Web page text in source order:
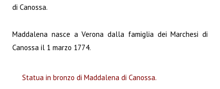
di Canossa.
Maddalena nasce a Verona dalla famiglia dei Marchesi di
Canossa il 1 marzo 1774.
Statua in bronzo di Maddalena di Canossa.